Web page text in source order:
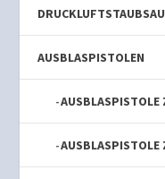
AUSBLASPISTOLEN
AUSBLASPISTOLE
AUSBLASPISTOLE